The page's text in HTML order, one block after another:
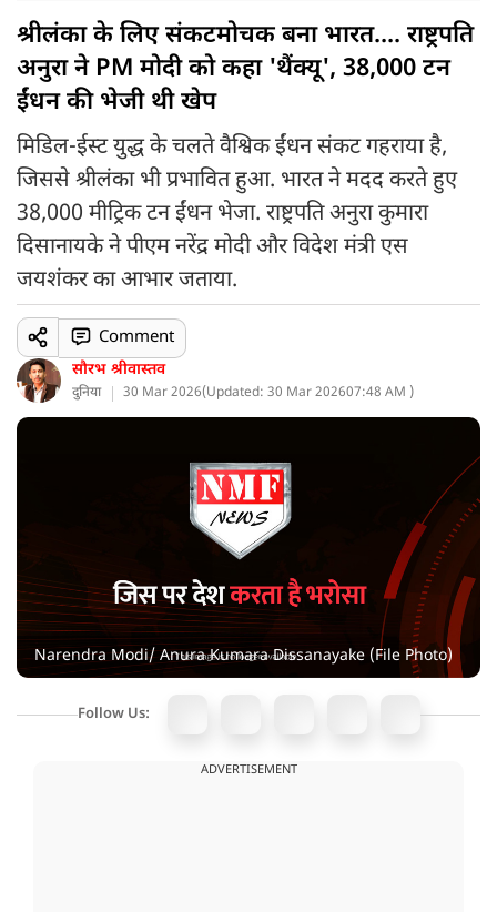
श्रीलंका के लिए संकटमोचक बना भारत.... राष्ट्रपति
अनुरा ने PM मोदी को कहा 'थैंक्यू', 38,000 टन
ईंधन की भेजी थी खेप
मिडिल-ईस्ट युद्ध के चलते वैश्विक ईंधन संकट गहराया है,
जिससे श्रीलंका भी प्रभावित हुआ. भारत ने मदद करते हुए
38,000 मीट्रिक टन ईंधन भेजा. राष्ट्रपति अनुरा कुमारा
दिसानायके ने पीएम नरेंद्र मोदी और विदेश मंत्री एस
जयशंकर का आभार जताया.
सौरभ श्रीवास्तव
दुनिया 30 Mar 2026(Updated: 30 Mar 202607:48 AM )
Comment
Narendra Modi/ Anura Kumara Dissanayake (File Photo)
Follow Us:
ADVERTISEMENT